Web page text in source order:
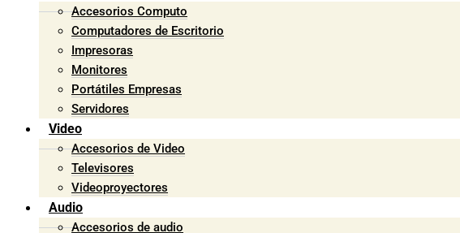
Accesorios Computo
Computadores de Escritorio
Impresoras
Monitores
Portátiles Empresas
Servidores
Video
Accesorios de Video
Televisores
Videoproyectores
Audio
Accesorios de audio